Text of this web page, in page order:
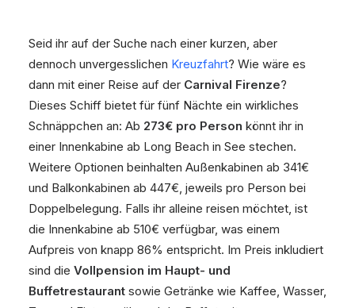
Seid ihr auf der Suche nach einer kurzen, aber
dennoch unvergesslichen Kreuzfahrt? Wie wäre es
dann mit einer Reise auf der Carnival Firenze?
Dieses Schiff bietet für fünf Nächte ein wirkliches
Schnäppchen an: Ab 273€ pro Person könnt ihr in
einer Innenkabine ab Long Beach in See stechen.
Weitere Optionen beinhalten Außenkabinen ab 341€
und Balkonkabinen ab 447€, jeweils pro Person bei
Doppelbelegung. Falls ihr alleine reisen möchtet, ist
die Innenkabine ab 510€ verfügbar, was einem
Aufpreis von knapp 86% entspricht. Im Preis inkludiert
sind die Vollpension im Haupt- und
Buffetrestaurant sowie Getränke wie Kaffee, Wasser,